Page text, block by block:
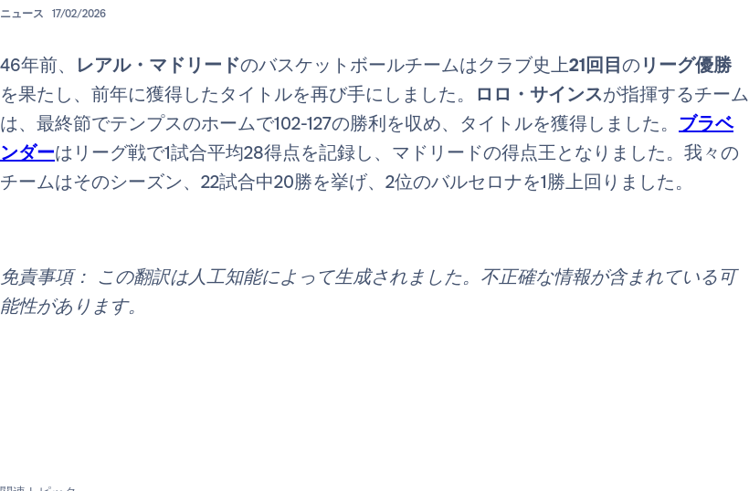
ニュース 17/02/2026
46年前、 レアル・マドリードのバスケットボールチームはクラブ史上21回目 の リーグ優勝
を果たし、前年に獲得したタイトルを再び手にしました。
ロロ・サインスが指揮するチーム
は、最終節でテンプスのホームで102-127の勝利を収め、タイトルを獲得しました。 ブラベ
ンダーはリーグ戦で1試合平均28得点を記録し、マドリードの得点王となりました。我々の
チームはそのシーズン、22試合中20勝を挙げ、2位のバルセロナを1勝上回りました。
免責事項： この翻訳は人工知能によって生成されました。不正確な情報が含まれている可
能性があります。